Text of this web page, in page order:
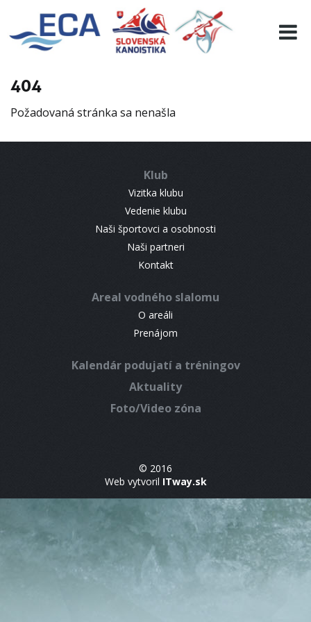
404
Požadovaná stránka sa nenašla
Klub
Vizitka klubu
Vedenie klubu
Naši športovci a osobnosti
Naši partneri
Kontakt
Areal vodného slalomu
O areáli
Prenájom
Kalendár podujatí a tréningov
Aktuality
Foto/Video zóna
© 2016
Web vytvoril ITway.sk
EURO 19
INFO
RESULTS
CONTACT